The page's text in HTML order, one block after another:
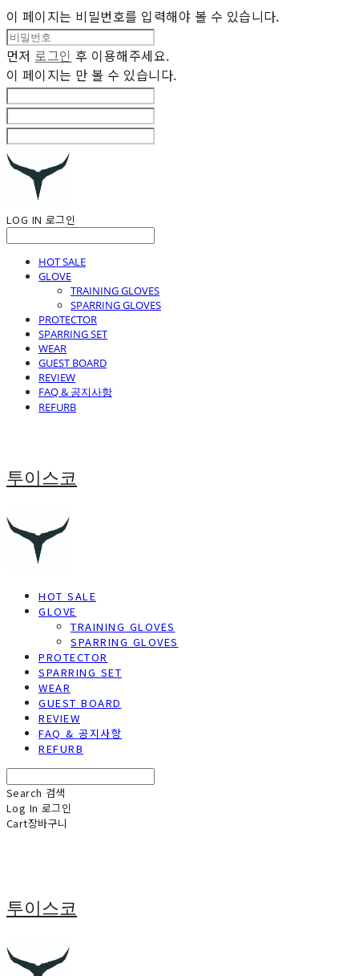
이 페이지는 비밀번호를 입력해야 볼 수 있습니다.
먼저 로그인 후 이용해주세요.
이 페이지는 만 볼 수 있습니다.
LOG IN 로그인
HOT SALE
GLOVE
TRAINING GLOVES
SPARRING GLOVES
PROTECTOR
SPARRING SET
WEAR
GUEST BOARD
REVIEW
FAQ & 공지사항
REFURB
투이스코
HOT SALE
GLOVE
TRAINING GLOVES
SPARRING GLOVES
PROTECTOR
SPARRING SET
WEAR
GUEST BOARD
REVIEW
FAQ & 공지사항
REFURB
Search 검색
Log In 로그인
Cart장바구니
투이스코